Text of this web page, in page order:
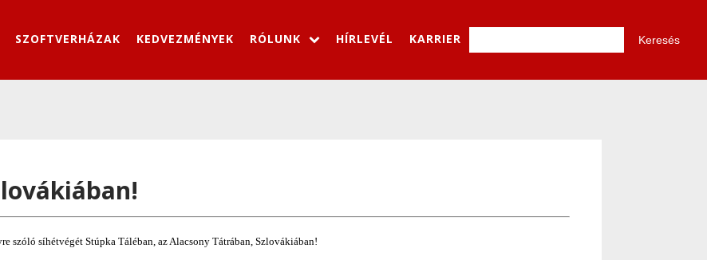
SZOFTVERHÁZAK KEDVEZMÉNYEK RÓLUNK HÍRLEVÉL KARRIER
szóló síhétvégét Stúpka Táléban, az Alacsony Tátrában, Szlovákiában!